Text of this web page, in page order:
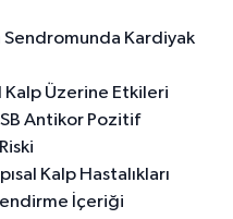
Sendromunda Kardiyak
Üzerine Etkileri
Antikor Pozitif
Kalp Hastalıkları
İçeriği